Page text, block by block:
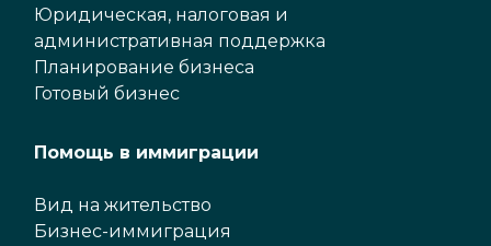
Юридическая, налоговая и
административная поддержка
Планирование бизнеса
Готовый бизнес
Помощь в иммиграции
Вид на жительство
Бизнес-иммиграция